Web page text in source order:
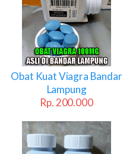
Obat Kuat Viagra Bandar
Lampung
Rp. 200.000